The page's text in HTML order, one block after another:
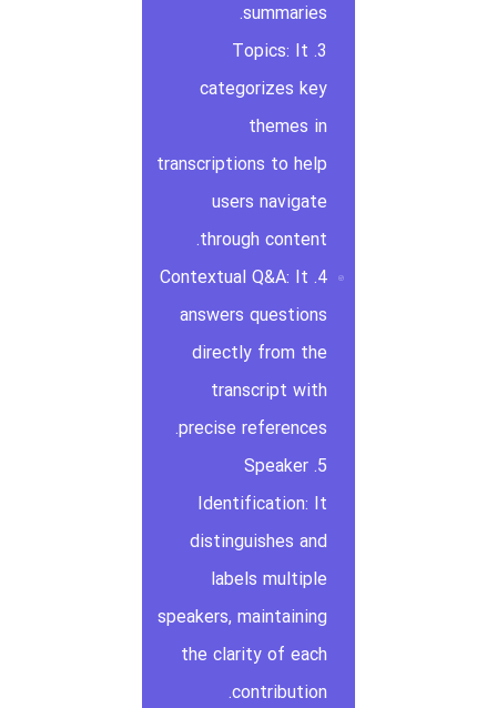
summaries.
3. Topics: It
categorizes key
themes in
transcriptions to help
users navigate
through content.
4. Contextual Q&A: It
answers questions
directly from the
transcript with
precise references.
5. Speaker
Identification: It
distinguishes and
labels multiple
speakers, maintaining
the clarity of each
contribution.